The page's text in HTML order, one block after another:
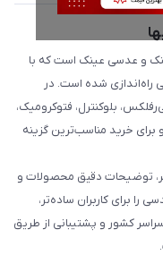
و عدسی عینک است که با
راه‌اندازی شده است. در
بلوکنترل، فتوکرومیک،
خرید مناسب‌ترین گزینه
توضیحات دقیق محصولات و
برای کاربران ساده‌تر،
کشور و پشتیبانی از طریق